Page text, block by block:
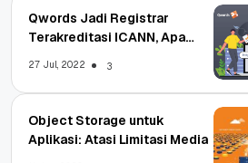
Qwords Jadi Registrar
Terakreditasi ICANN, Apa
27 Jul, 2022 3
Object Storage untuk
Aplikasi: Atasi Limitasi Media